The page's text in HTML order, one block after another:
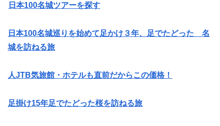
日本100名城ツアーを探す
日本100名城巡りを始めて足かけ３年、足でたどった 名
城を訪ねる旅
人JTB気旅館・ホテルも直前だからこの価格！
足掛け15年足でたどった桜を訪ねる旅